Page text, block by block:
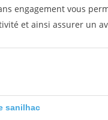
engagement vous
et ainsi assurer un
sanilhac